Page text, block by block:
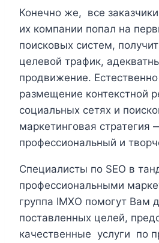
Конечно же, все
их компании попал на
поисковых систем,
целевой трафик,
продвижение.
размещение контекстной
социальных сетях и
маркетинговая стратегия
профессиональный и
Специалисты по SEO в
профессиональными
группа IМХО помогут Вам
поставленных целей,
качественные услуги по